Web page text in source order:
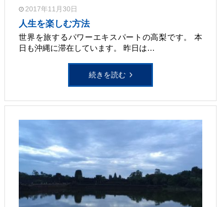
2017年11月30日
人生を楽しむ方法
世界を旅するパワーエキスパートの高梨です。 本
日も沖縄に滞在しています。 昨日は…
続きを読む